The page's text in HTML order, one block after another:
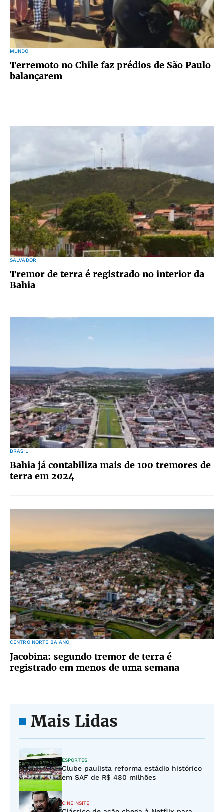
MUNDO
Terremoto no Chile faz prédios de São Paulo
balançarem
SALVADOR
Tremor de terra é registrado no interior da
Bahia
BRASIL
Bahia já contabiliza mais de 100 tremores de
terra em 2024
CENTRO NORTE BAIANO
Jacobina: segundo tremor de terra é
registrado em menos de uma semana
Mais Lidas
ESPORTES
Clube paulista reforma estádio histórico
em SAF de R$ 480 milhões
CINEINSITE